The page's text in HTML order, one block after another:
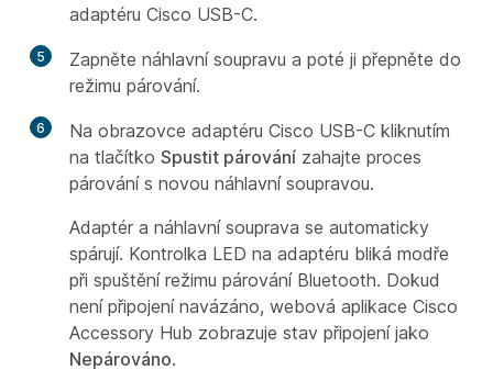
adaptéru Cisco USB-C.
5
Zapněte náhlavní soupravu a poté ji přepněte do
režimu párování.
6
Na obrazovce adaptéru Cisco USB-C kliknutím
na tlačítko Spustit párování zahajte proces
párování s novou náhlavní soupravou.
Adaptér a náhlavní souprava se automaticky
spárují. Kontrolka LED na adaptéru bliká modře
při spuštění režimu párování Bluetooth. Dokud
není připojení navázáno, webová aplikace Cisco
Accessory Hub zobrazuje stav připojení jako
Nepárováno.